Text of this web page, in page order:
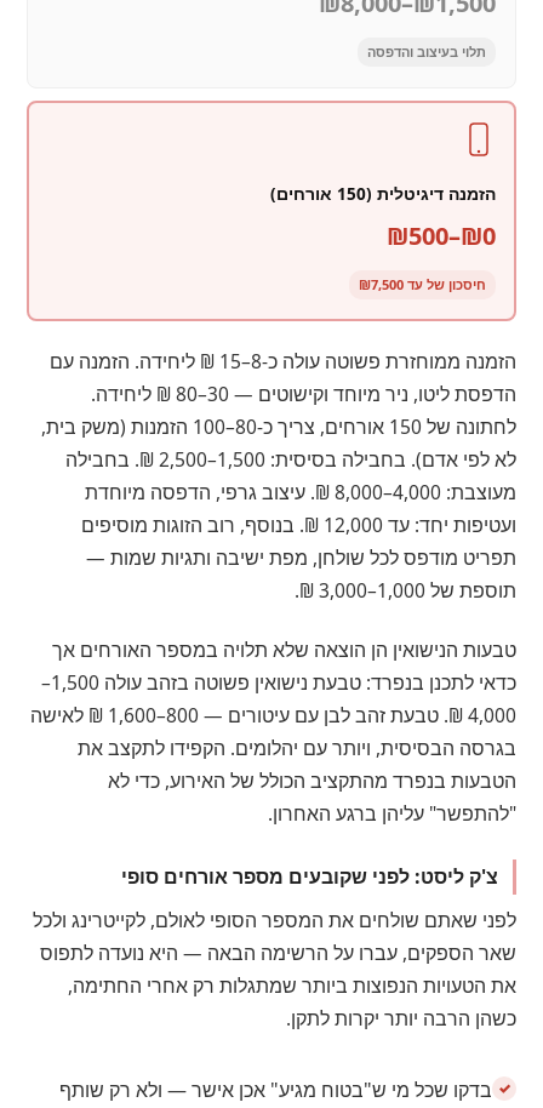
תלוי בעיצוב והדפסה
הזמנה דיגיטלית (150 אורחים)
₪0–₪500
חיסכון של עד ₪7,500
הזמנה ממוחזרת פשוטה עולה כ-8–15 ₪ ליחידה. הזמנה עם
הדפסת ליטו, ניר מיוחד וקישוטים — 30–80 ₪ ליחידה.
לחתונה של 150 אורחים, צריך כ-80–100 הזמנות (משק בית,
לא לפי אדם). בחבילה בסיסית: 1,500–2,500 ₪. בחבילה
מעוצבת: 4,000–8,000 ₪. עיצוב גרפי, הדפסה מיוחדת
ועטיפות יחד: עד 12,000 ₪. בנוסף, רוב הזוגות מוסיפים
תפריט מודפס לכל שולחן, מפת ישיבה ותגיות שמות —
תוספת של 1,000–3,000 ₪.
טבעות הנישואין הן הוצאה שלא תלויה במספר האורחים אך
כדאי לתכנן בנפרד: טבעת נישואין פשוטה בזהב עולה 1,500–
4,000 ₪. טבעת זהב לבן עם עיטורים — 800–1,600 ₪ לאישה
בגרסה הבסיסית, ויותר עם יהלומים. הקפידו לתקצב את
הטבעות בנפרד מהתקציב הכולל של האירוע, כדי לא
"להתפשר" עליהן ברגע האחרון.
צ'ק ליסט: לפני שקובעים מספר אורחים סופי
לפני שאתם שולחים את המספר הסופי לאולם, לקייטרינג ולכל
שאר הספקים, עברו על הרשימה הבאה — היא נועדה לתפוס
את הטעויות הנפוצות ביותר שמתגלות רק אחרי החתימה,
כשהן הרבה יותר יקרות לתקן.
בדקו שכל מי ש"בטוח מגיע" אכן אישר — ולא רק שותף